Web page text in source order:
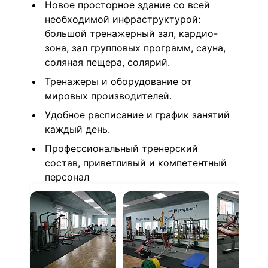
Новое просторное здание со всей
необходимой инфраструктурой:
большой тренажерный зал, кардио-
зона, зал групповых программ, сауна,
соляная пещера, солярий.
Тренажеры и оборудование от
мировых производителей.
Удобное расписание и график занятий
каждый день.
Профессиональный тренерский
состав, приветливый и компетентный
персонал